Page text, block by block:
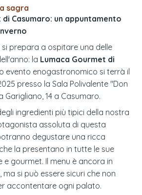
sagra
Casumaro: un appuntamento
prepara a ospitare una delle
la Lumaca Gourmet di
evento enogastronomico si terrà il
presso la Sala Polivalente "Don
Garigliano, 14 a Casumaro.
ingredienti più tipici della nostra
assoluta di questa
degustare una ricca
la presentano in tutte le sue
e gourmet. Il menu è ancora in
ma si può essere sicuri che non
accontentare ogni palato.